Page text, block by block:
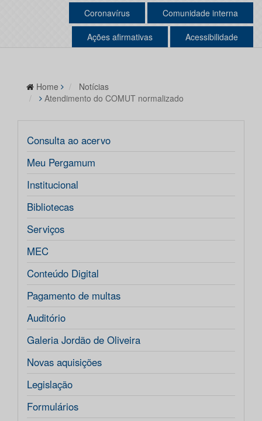
Coronavírus Comunidade interna
Ações afirmativas Acessibilidade
Home
Notícias
Atendimento do COMUT normalizado
Consulta ao acervo
Meu Pergamum
Institucional
Bibliotecas
Serviços
MEC
Conteúdo Digital
Pagamento de multas
Auditório
Galeria Jordão de Oliveira
Novas aquisições
Legislação
Formulários